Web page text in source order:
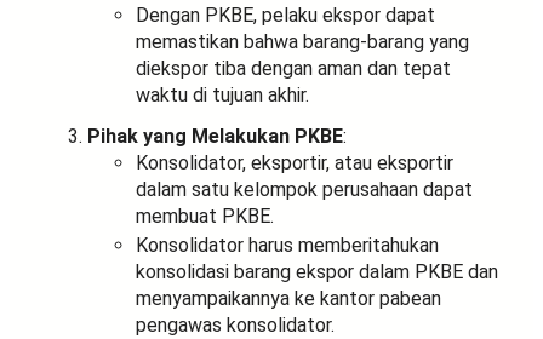
Dengan PKBE, pelaku ekspor dapat
memastikan bahwa barang-barang yang
diekspor tiba dengan aman dan tepat
waktu di tujuan akhir.
Pihak yang Melakukan PKBE:
Konsolidator, eksportir, atau eksportir
dalam satu kelompok perusahaan dapat
membuat PKBE.
Konsolidator harus memberitahukan
konsolidasi barang ekspor dalam PKBE dan
menyampaikannya ke kantor pabean
pengawas konsolidator.